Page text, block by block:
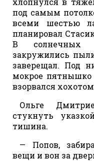
под самым
всеми шестью
планировал
В солнечных
закружились
заверещал. Под
мокрое пятнышко
взорвался
Ольге
стукнуть
тишина.
— Попов,
вещи и вон за